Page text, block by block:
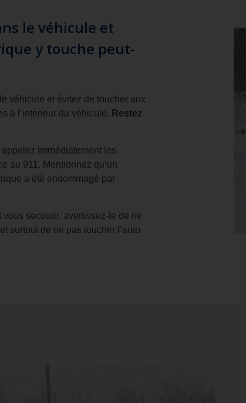
le véhicule et
y touche peut-
véhicule et évitez de toucher aux
à l’intérieur du véhicule. Restez
appelez immédiatement les
au 911. Mentionnez qu’un
a été endommagé par
vous secourir, avertissez-le de ne
surtout de ne pas toucher l’auto.